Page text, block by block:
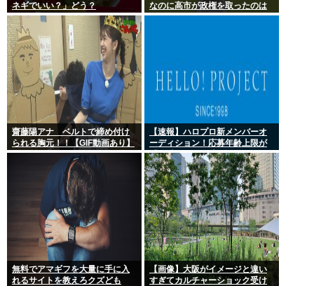
ネギでいい？」どう？
なのに高市が政権を取ったのは
おかしい
齋藤陽アナ ベルトで締め付け
られる胸元！！【GIF動画あり】
【速報】ハロプロ新メンバーオ
ーディション！応募年齢上限が
『22歳』に引き上げられる
無料でアマギフを大量に手に入
れるサイトを教えろクズども
【画像】大阪がイメージと違い
すぎてカルチャーショック受け